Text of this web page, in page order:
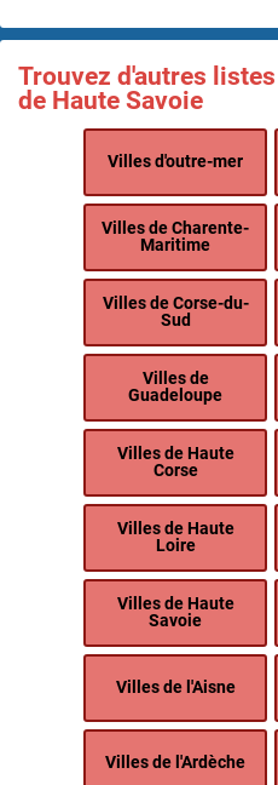
Trouvez d'autres
de Haute Savoie
Villes d'outre-mer
Villes de Charente-
Maritime
Villes de Corse-du-
Sud
Villes de
Guadeloupe
Villes de Haute
Corse
Villes de Haute
Loire
Villes de Haute
Savoie
Villes de l'Aisne
Villes de l'Ardèche